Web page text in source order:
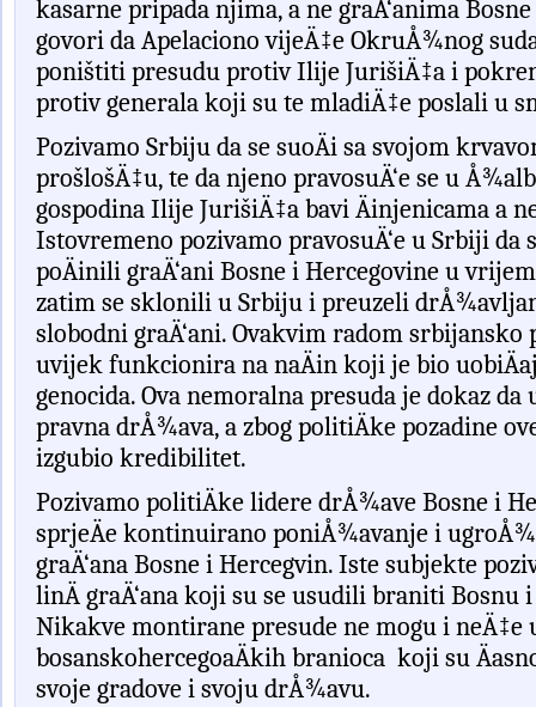
kasarne pripada njima,a ne graÄ‘anima Bosne
govori da Apelaciono vijeÄ‡e OkruÅ¾nog
poništiti presudu protiv Ilije JurišiÄ‡a i
protiv generala koji su te mladiÄ‡e poslali u
Pozivamo Srbiju da se suoÄi sa svojom
prošlošÄ‡u,te da njeno pravosuÄ‘eseuÅ¾
gospodinaIlije JurišiÄ‡a baviÄinjenicama a
Istovremeno pozivamo pravosuÄ‘e u Srbiji da
poÄinili graÄ‘ani Bosne i Hercegovine u
zatim se sklonili u Srbiju i preuzeli drÅ¾
slobodni graÄ‘ani.Ovakvim radom srbijansko
uvijek funkcionira na naÄin koji je bio uobiÄ
genocida.Ovanemoralnapresudajedokaz da
pravna drÅ¾ava,a zbog politiÄke pozadine
izgubio kredibilitet.
Pozivamo politiÄke lidere drÅ¾ave Bosne i
sprjeÄe kontinuirano poniÅ¾avanje i ugroÅ¾
graÄ‘ana Bosne i Hercegvin. Iste subjekte
linÄgraÄ‘ana koji su se usudili braniti Bosnu i
Nikakve montirane presude ne mogu i neÄ‡e
bosanskohercegoaÄkihbranioca koji suÄ
svoje gradove i svoju drÅ¾avu.